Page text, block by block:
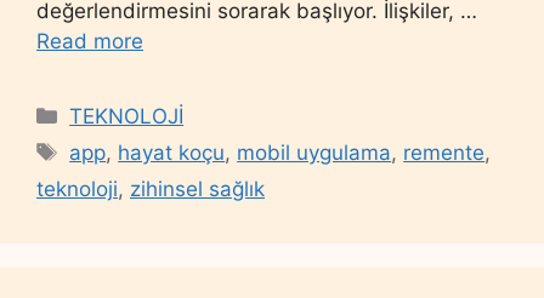
değerlendirmesini sorarak başlıyor. İlişkiler, …
Read more
Categories
TEKNOLOJİ
Tags
app, hayat koçu, mobil uygulama, remente,
teknoloji, zihinsel sağlık